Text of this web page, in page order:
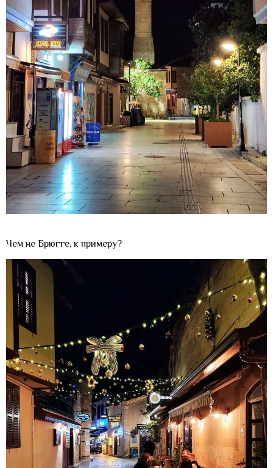
Чем не Брюгге, к примеру?